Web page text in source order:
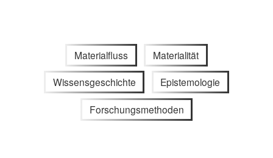
Materialfluss Materialität
Wissensgeschichte Epistemologie
Forschungsmethoden